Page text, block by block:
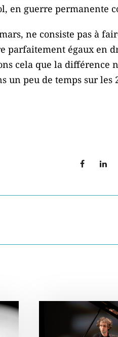
en guerre permanente
ne consiste pas à
parfaitement égaux
cela que la différence
un peu de temps sur les